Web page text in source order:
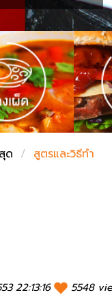
ด สูตรและวิธีทำ
22:13:16 5548